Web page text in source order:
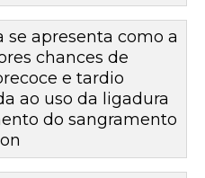
se apresenta como a
chances de
e tardio
ao uso da ligadura
do sangramento